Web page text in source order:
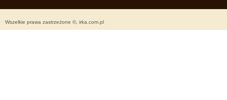
Wszelkie prawa zastrzeżone ©, irka.com.pl